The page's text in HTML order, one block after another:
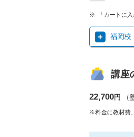
「カートに
福岡校
講座
22,700円
※料金に教材費